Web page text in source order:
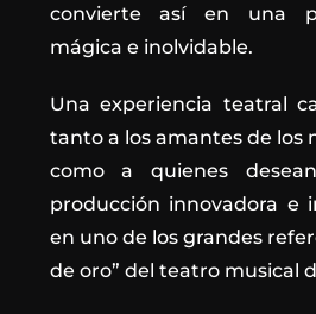
convierte así en una
mágica e inolvidable.
Una experiencia teatral
tanto a los amantes de los
como a quienes
producción innovadora e
en uno de los grandes
de oro” del teatro musical